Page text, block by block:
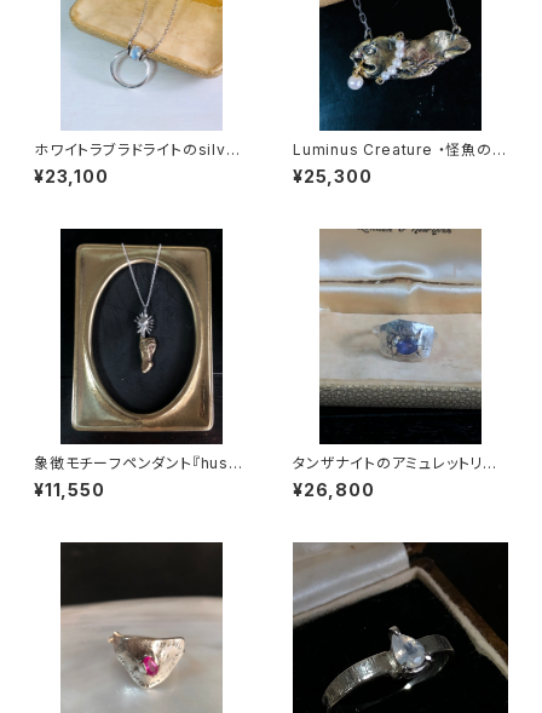
ホワイトラブラドライトのsilver
製ペンダント
¥23,100
Luminus Creature ・怪魚のペ
ンダント
¥25,300
象徴モチーフペンダント『hush』
with Light
¥11,550
タンザナイトのアミュレットリン
グ（silver950,925）
¥26,800